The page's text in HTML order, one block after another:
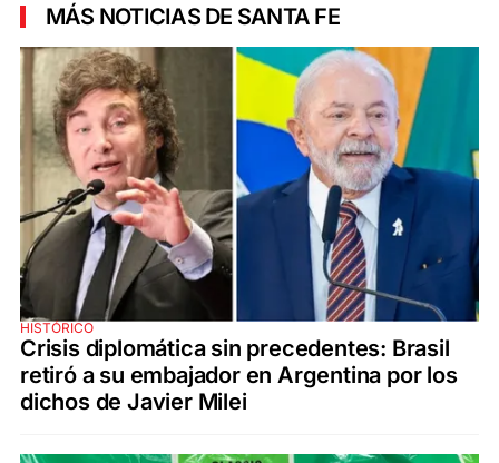
MÁS NOTICIAS DE SANTA FE
HISTÓRICO
Crisis diplomática sin precedentes: Brasil
retiró a su embajador en Argentina por los
dichos de Javier Milei